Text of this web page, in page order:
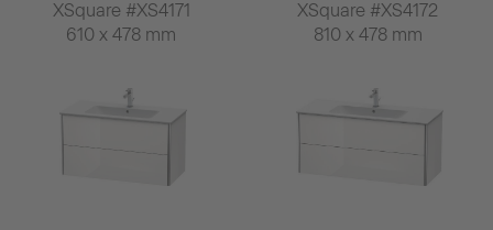
XSquare #XS4171
610 x 478 mm
XSquare #XS4172
810 x 478 mm